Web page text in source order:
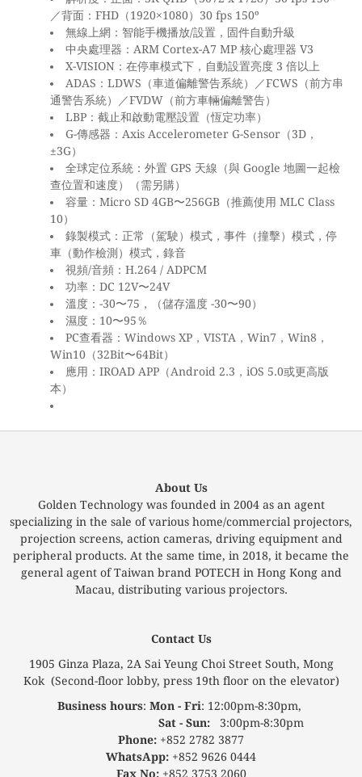
／背面： FHD （ 1920×1080） 30 fps 150º
無線上網：智能手機播放/設置，固件自動升級
中央處理器： ARM Cortex-A7 MP 核心處理器 V3
X-VISION ：在停車模式下，自動設置亮度 3 倍以上
ADAS ： LDWS （車道偏離警告系統）／FCWS （前方串
通警告系統）／FVDW （前方車輛偏離警告）
LBP ：截止和啟動電壓設置（恆定功率）
G-傳感器： Axis Accelerometer G-Sensor （ 3D ，
±3G）
全球定位系統：外置 GPS 天線（與 Google 地圖一起檢
查位置和速度）（需另購）
容量： Micro SD 4GB〜256GB （推薦使用 MLC Class
10）
錄製模式：正常（駕駛）模式，事件（撞擊）模式，停
車（動作檢測）模式，錄音
視頻/音頻： H.264 / ADPCM
功率： DC 12V〜24V
溫度： -30〜75 ，（儲存溫度 -30〜90）
濕度： 10〜95 ％
PC查看器： Windows XP ， VISTA ， Win7 ， Win8 ，
Win10 （ 32Bit〜64Bit）
應用： IROAD APP （ Android 2.3 ， iOS 5.0或更高版
本）
About Us
Golden Technology was founded in 2004 as an agent
specializing in the sale of various home/commercial projectors,
projection screens, action cameras, driving equipment and
peripheral products. At the same time, in 2018, it became the
general agent of Taiwan brand POTECH in Hong Kong and
Macau, distributing various projectors.
Contact Us
1905 Ginza Plaza, 2A Sai Yeung Choi Street South, Mong
Kok (Second-floor lobby, press 19th floor on the elevator)
Business hours: Mon - Fri: 12:00pm-8:30pm,
Sat - Sun: 3:00pm-8:30pm
Phone: +852 2782 3877
WhatsApp: +852 9626 0444
Fax No:+852 3753 2060